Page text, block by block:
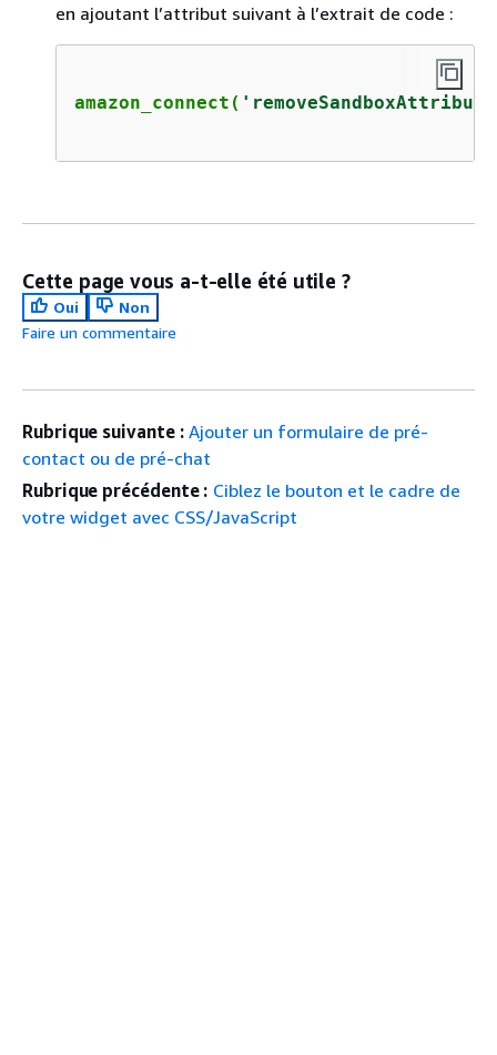
en ajoutant l’attribut suivant à l’extrait de code :
amazon_connect(
Cette page vous a-t-elle été utile ?
Oui
Non
Faire un commentaire
Rubrique suivante : Ajouter un formulaire de pré-
contact ou de pré-chat
Rubrique précédente : Ciblez le bouton et le cadre de
votre widget avec CSS/JavaScript